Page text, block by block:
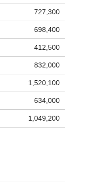
727,300
698,400
412,500
832,000
1,520,100
634,000
1,049,200